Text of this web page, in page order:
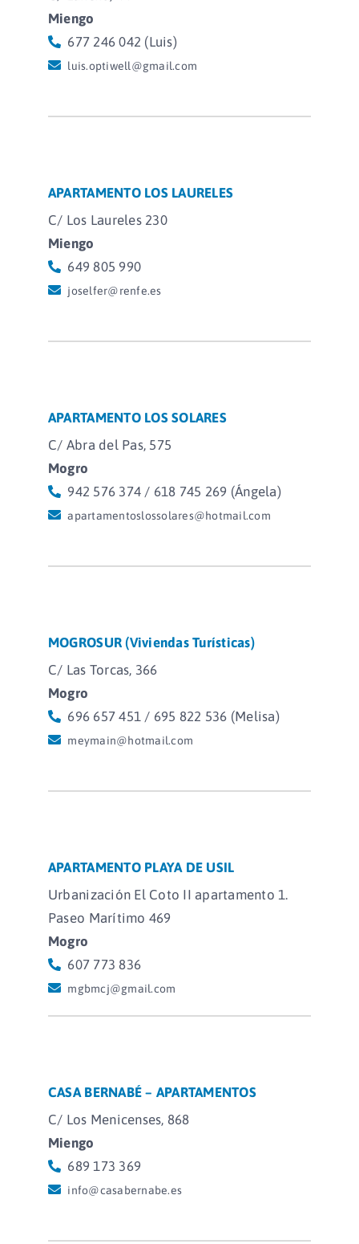
Miengo
677 246 042 (Luis)
luis.optiwell@gmail.com
APARTAMENTO LOS LAURELES
C/ Los Laureles 230
Miengo
649 805 990
joselfer@renfe.es
APARTAMENTO LOS SOLARES
C/ Abra del Pas, 575
Mogro
942 576 374 / 618 745 269 (Ángela)
apartamentoslossolares@hotmail.com
MOGROSUR (Viviendas Turísticas)
C/ Las Torcas, 366
Mogro
696 657 451 / 695 822 536 (Melisa)
meymain@hotmail.com
APARTAMENTO PLAYA DE USIL
Urbanización El Coto II apartamento 1.
Paseo Marítimo 469
Mogro
607 773 836
mgbmcj@gmail.com
CASA BERNABÉ – APARTAMENTOS
C/ Los Menicenses, 868
Miengo
689 173 369
info@casabernabe.es